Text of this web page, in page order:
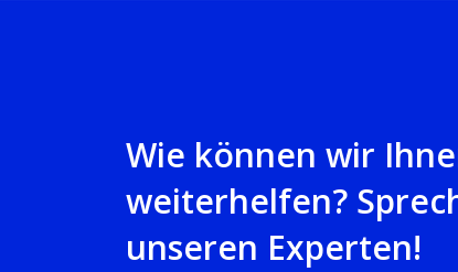
Wie können wir
weiterhelfen?
unseren Experten!